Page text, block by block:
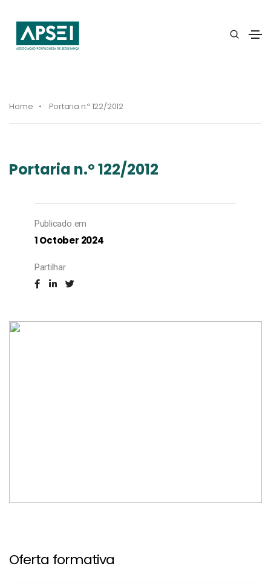
Home Portaria n.º 122/2012
Portaria n.º 122/2012
Publicado em
1 October 2024
Partilhar
Oferta formativa